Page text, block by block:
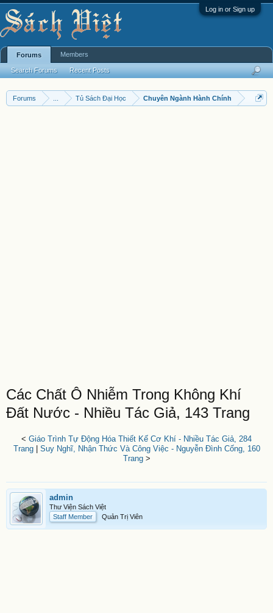
Log in or Sign up
Forums Tủ Sách Đại Học Chuyên Ngành Hành Chính
Các Chất Ô Nhiễm Trong Không Khí
Đất Nước - Nhiều Tác Giả, 143 Trang
< Giáo Trình Tự Động Hóa Thiết Kế Cơ Khí - Nhiều Tác Giả, 284
Trang| Suy Nghĩ, Nhận Thức Và Công Việc - Nguyễn Đình Cống, 160
Trang>
admin
Thư Viện Sách Việt
Staff Member
Quản Trị Viên
Forums
Search Forums Recent Posts
Members